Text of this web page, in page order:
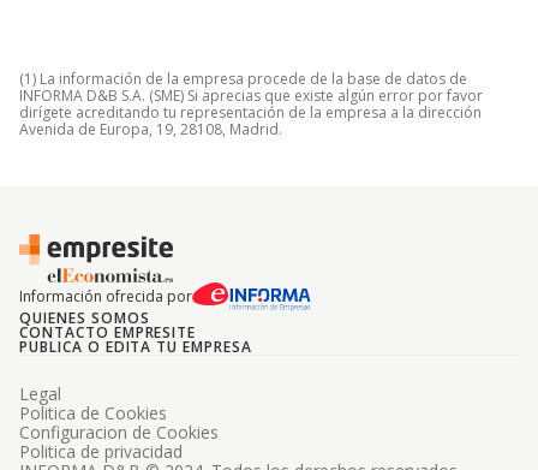
(1) La información de la empresa procede de la base de datos de
INFORMA D&B S.A. (SME) Si aprecias que existe algún error por favor
dirígete acreditando tu representación de la empresa a la dirección
Avenida de Europa, 19, 28108, Madrid.
Información ofrecida por
QUIENES SOMOS
CONTACTO EMPRESITE
PUBLICA O EDITA TU EMPRESA
Legal
Politica de Cookies
Configuracion de Cookies
Politica de privacidad